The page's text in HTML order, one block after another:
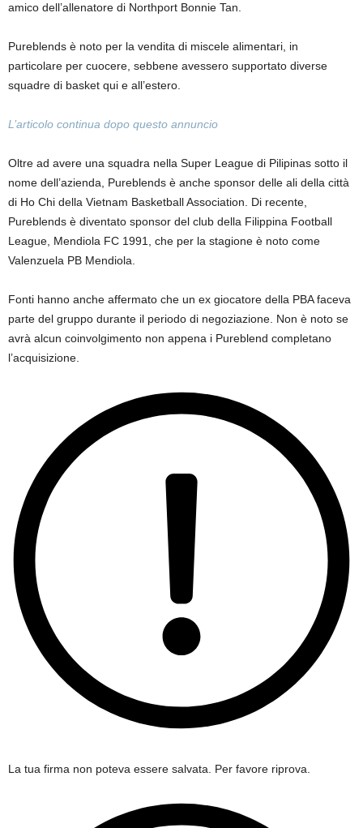
amico dell’allenatore di Northport Bonnie Tan.
Pureblends è noto per la vendita di miscele alimentari, in
particolare per cuocere, sebbene avessero supportato diverse
squadre di basket qui e all’estero.
L’articolo continua dopo questo annuncio
Oltre ad avere una squadra nella Super League di Pilipinas sotto il
nome dell’azienda, Pureblends è anche sponsor delle ali della città
di Ho Chi della Vietnam Basketball Association. Di recente,
Pureblends è diventato sponsor del club della Filippina Football
League, Mendiola FC 1991, che per la stagione è noto come
Valenzuela PB Mendiola.
Fonti hanno anche affermato che un ex giocatore della PBA faceva
parte del gruppo durante il periodo di negoziazione. Non è noto se
avrà alcun coinvolgimento non appena i Pureblend completano
l’acquisizione.
La tua firma non poteva essere salvata. Per favore riprova.